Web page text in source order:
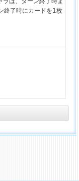
了時にカードを1枚